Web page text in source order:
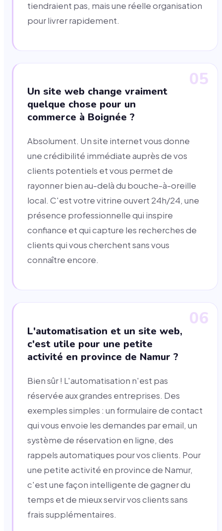
tiendraient pas, mais une réelle organisation
pour livrer rapidement.
05
Un site web change vraiment
quelque chose pour un
commerce à Boignée ?
Absolument. Un site internet vous donne
une crédibilité immédiate auprès de vos
clients potentiels et vous permet de
rayonner bien au-delà du bouche-à-oreille
local. C'est votre vitrine ouvert 24h/24, une
présence professionnelle qui inspire
confiance et qui capture les recherches de
clients qui vous cherchent sans vous
connaître encore.
06
L'automatisation et un site web,
c'est utile pour une petite
activité en province de Namur ?
Bien sûr ! L'automatisation n'est pas
réservée aux grandes entreprises. Des
exemples simples : un formulaire de contact
qui vous envoie les demandes par email, un
système de réservation en ligne, des
rappels automatiques pour vos clients. Pour
une petite activité en province de Namur,
c'est une façon intelligente de gagner du
temps et de mieux servir vos clients sans
frais supplémentaires.